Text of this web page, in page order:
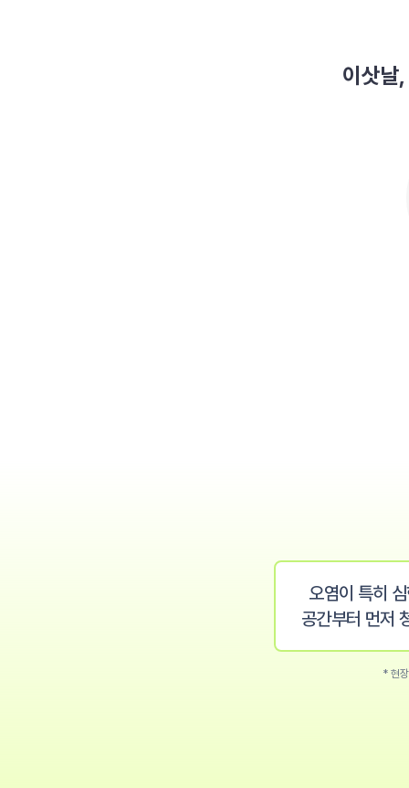
이삿날
오염이 특히
공간부터 먼저
* 현